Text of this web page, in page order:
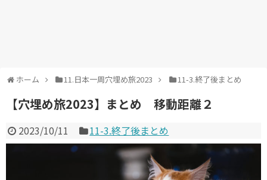
ホーム 11.日本一周穴埋め旅2023 11-3.終了後まとめ
【穴埋め旅2023】まとめ 移動距離２
2023/10/11 11-3.終了後まとめ